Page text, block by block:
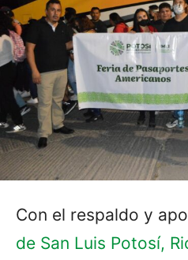
Con el respaldo y
de San Luis Potosí,